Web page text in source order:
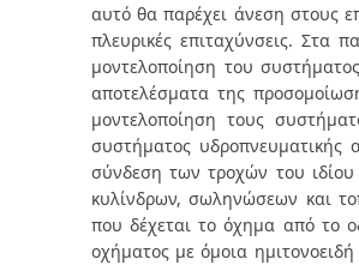
αυτό θα παρέχει άνεση στους
πλευρικές επιταχύνσεις. Στα
μοντελοποίηση του
αποτελέσματα της
μοντελοποίηση τους
συστήματος υδροπνευματικής
σύνδεση των τροχών του
κυλίνδρων, σωληνώσεων και
που δέχεται το όχημα από το
οχήματος με όμοια